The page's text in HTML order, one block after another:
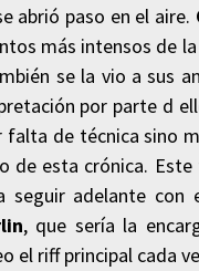
abrió paso en el aire.
más intensos de
se la vio a sus
por parte d
falta de técnica sino
de esta crónica.
seguir adelante
, que sería la
el riff principal cada